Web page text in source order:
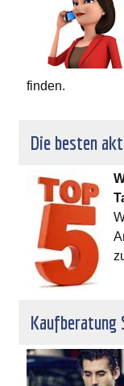
finden.
Die besten
Kaufberatung